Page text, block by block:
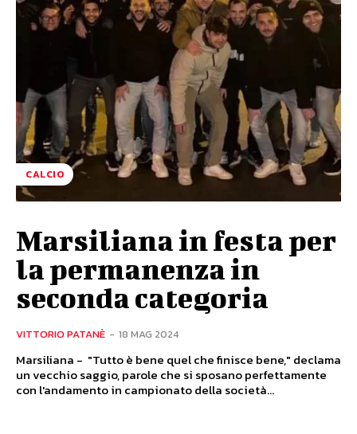
CALCIO
Marsiliana in festa per
la permanenza in
seconda categoria
VITTORIO PATANÈ - 18 MAG 2024
Marsiliana - "Tutto è bene quel che finisce bene," declama
un vecchio saggio, parole che si sposano perfettamente
con l'andamento in campionato della società...